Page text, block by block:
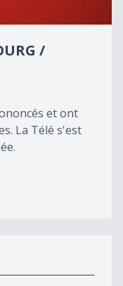
/
et ont
La Télé s'est